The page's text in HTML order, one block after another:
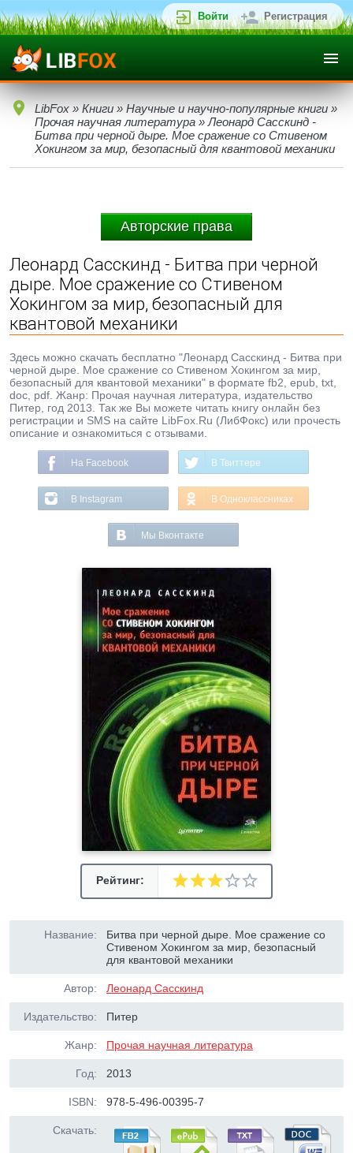
Войти Регистрация
LibFox » Книги » Научные и научно-популярные книги »
Прочая научная литература » Леонард Сасскинд -
Битва при черной дыре. Мое сражение со Стивеном
Хокингом за мир, безопасный для квантовой механики
Авторские права
Леонард Сасскинд - Битва при черной
дыре. Мое сражение со Стивеном
Хокингом за мир, безопасный для
квантовой механики
Здесь можно скачать бесплатно "Леонард Сасскинд - Битва при
черной дыре. Мое сражение со Стивеном Хокингом за мир,
безопасный для квантовой механики" в формате fb2, epub, txt,
doc, pdf. Жанр: Прочая научная литература, издательство
Питер, год 2013. Так же Вы можете читать книгу онлайн без
регистрации и SMS на сайте LibFox.Ru (ЛибФокс) или прочесть
описание и ознакомиться с отзывами.
На Facebook В Твиттере
В Instagram В Одноклассниках
Мы Вконтакте
Рейтинг:
Название:
Битва при черной дыре. Мое сражение со
Стивеном Хокингом за мир, безопасный
для квантовой механики
Автор: Леонард Сасскинд
Издательство: Питер
Жанр: Прочая научная литература
Год: 2013
ISBN: 978-5-496-00395-7
Скачать: